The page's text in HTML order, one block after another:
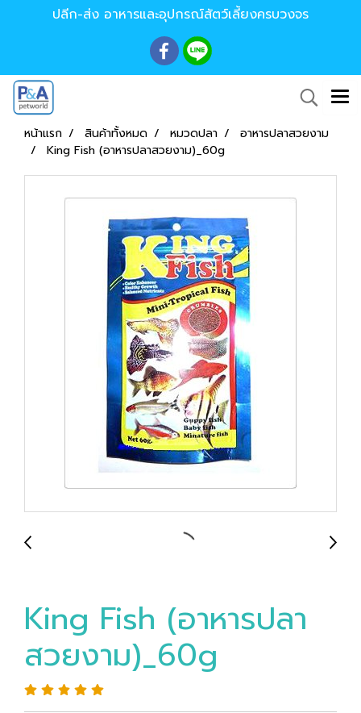
ปลีก-ส่ง อาหารและอุปกรณ์สัตว์เลี้ยงครบวงจร
หน้าแรก สินค้าทั้งหมด หมวดปลา
อาหารปลาสวยงาม
King Fish (อาหารปลาสวยงาม)_60g
King Fish (อาหารปลา
สวยงาม)_60g